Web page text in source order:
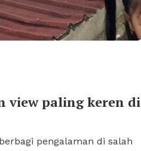
view paling keren di
pengalaman di salah